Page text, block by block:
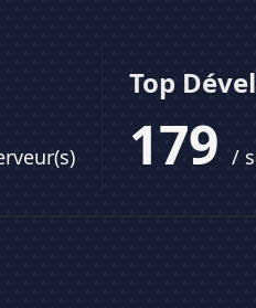
Top
179 /